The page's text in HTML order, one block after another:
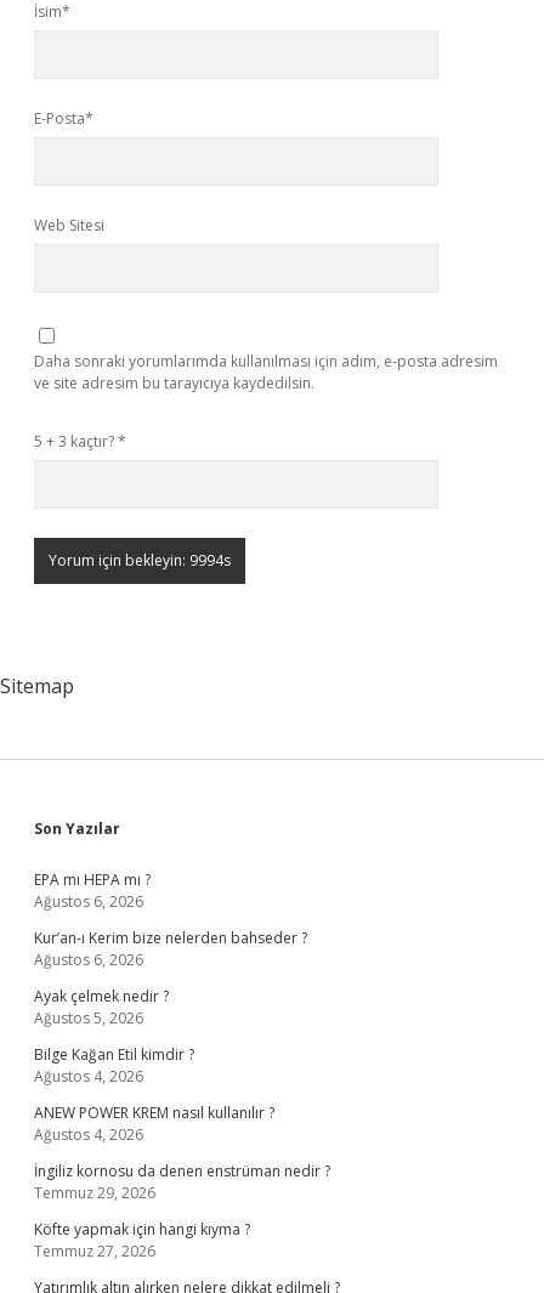
İsim*
E-Posta*
Web Sitesi
Daha sonraki yorumlarımda kullanılması için adım, e-posta adresim
ve site adresim bu tarayıcıya kaydedilsin.
5 + 3 kaçtır?*
Sitemap
Sidebar
Son Yazılar
EPA mı HEPA mı ?
Ağustos 6, 2026
Kur’an-ı Kerim bize nelerden bahseder ?
Ağustos 6, 2026
Ayak çelmek nedir ?
Ağustos 5, 2026
Bilge Kağan Etil kimdir ?
Ağustos 4, 2026
ANEW POWER KREM nasıl kullanılır ?
Ağustos 4, 2026
İngiliz kornosu da denen enstrüman nedir ?
Temmuz 29, 2026
Köfte yapmak için hangi kıyma ?
Temmuz 27, 2026
Yatırımlık altın alırken nelere dikkat edilmeli ?